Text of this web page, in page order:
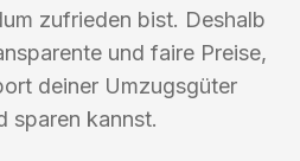
zufrieden bist. Deshalb
und faire Preise,
deiner Umzugsgüter
sparen kannst.